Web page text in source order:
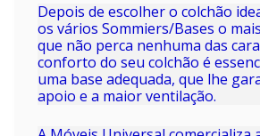
Depois de escolher o colchão
os vários Sommiers/Bases o
que não perca nenhuma das
conforto do seu colchão é
uma base adequada, que lhe
apoio e a maior ventilação.